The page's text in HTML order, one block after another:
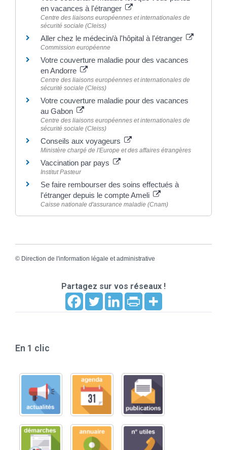
en vacances à l'étranger
Centre des liaisons européennes et internationales de
sécurité sociale (Cleiss)
Aller chez le médecin/à l'hôpital à l'étranger
Commission européenne
Votre couverture maladie pour des vacances
en Andorre
Centre des liaisons européennes et internationales de
sécurité sociale (Cleiss)
Votre couverture maladie pour des vacances
au Gabon
Centre des liaisons européennes et internationales de
sécurité sociale (Cleiss)
Conseils aux voyageurs
Ministère chargé de l'Europe et des affaires étrangères
Vaccination par pays
Institut Pasteur
Se faire rembourser des soins effectués à
l'étranger depuis le compte Ameli
Caisse nationale d'assurance maladie (Cnam)
© Direction de l'information légale et administrative
Partagez sur vos réseaux !
En 1 clic